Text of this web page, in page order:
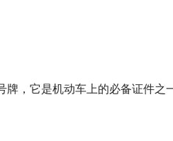
，它是机动车上的必备证件之